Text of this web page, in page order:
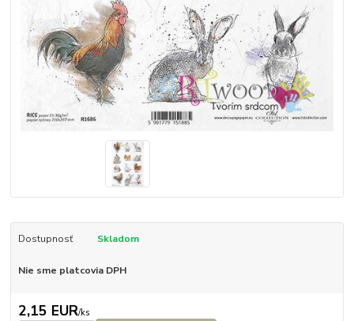
Dostupnosť Skladom
Nie sme platcovia DPH
2,15 EUR/ks